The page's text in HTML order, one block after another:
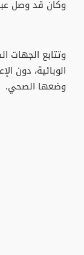
وكان قد وصل
وتتابع الجهات
الوبائية، دون
وضعها الصحي.